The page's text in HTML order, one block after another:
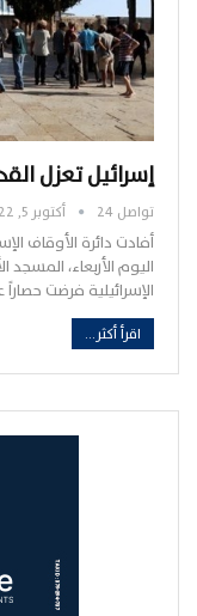
إسرائيل تعزل
تواصل 24 أكتوبر 5, 2022
أفادت دائرة الأوقاف
اليوم الأربعاء،
الإسرائيلية فرضت
اقرأ أكثر...